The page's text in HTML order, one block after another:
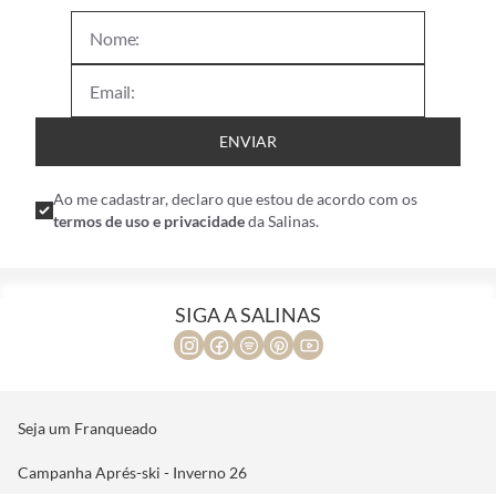
ENVIAR
Ao me cadastrar, declaro que estou de acordo com os
termos de uso e privacidadeda Salinas.
SIGA A SALINAS
Seja um Franqueado
Campanha Aprés-ski - Inverno 26